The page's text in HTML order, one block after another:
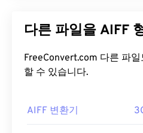
M2TS를 여는 데에는 여러
Windows에서는VLC 미디
Motion Browser Software를
뉴를 지원합니다.
개발했습니다. 많은 전문가
로 원본의 품질이나 데이터
일은 더 많은 공간을 차지합
다른 파일
FreeConvert.com 다른 파일도 AIFF 형식으로
할 수 있습니다.
AIFF 변환기